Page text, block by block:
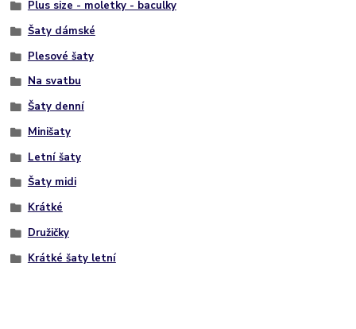
Plus size - moletky - baculky
Šaty dámské
Plesové šaty
Na svatbu
Šaty denní
Minišaty
Letní šaty
Šaty midi
Krátké
Družičky
Krátké šaty letní